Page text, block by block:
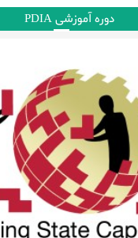
دوره آموزشی PDIA